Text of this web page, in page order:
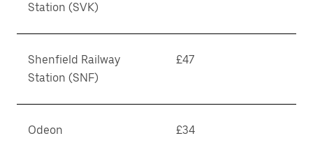
Station (SVK)
Shenfield Railway
Station (SNF)
£47
Odeon £34